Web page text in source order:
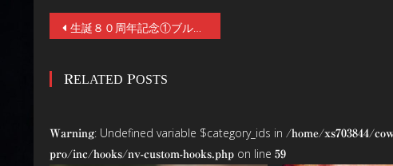
投
ナ
ゲ
生誕８０周年記念①ブルース・リー史上、屈指の超傑作！『燃えよドラゴン』ディレクターズ・カット版の劇場公開が、リーの誕生日11/27(金)より劇場公開決定！香港アクション映画の金字塔がスクリーンに蘇る
RELATED POSTS
Warning: Undefined variable $category_ids in /home/xs703844/
pro/inc/hooks/nv-custom-hooks.php on line 59